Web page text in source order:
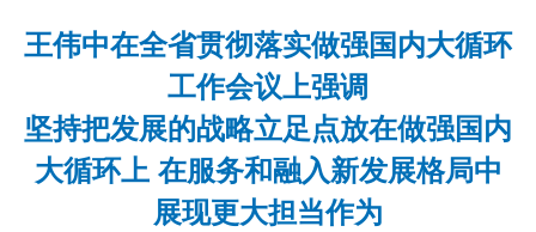
王伟中在全省贯彻落实做强国内大循环
工作会议上强调
坚持把发展的战略立足点放在做强国内
大循环上 在服务和融入新发展格局中
展现更大担当作为